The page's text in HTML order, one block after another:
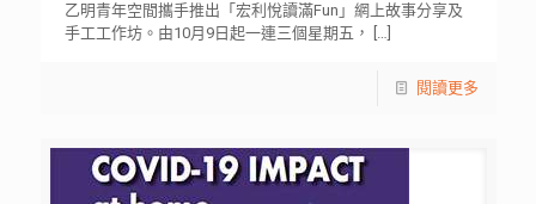
乙明青年空間攜手推出「宏利悅讀滿Fun」網上故事分享及
手工工作坊。由10月9日起一連三個星期五，
[…]
閱讀更多